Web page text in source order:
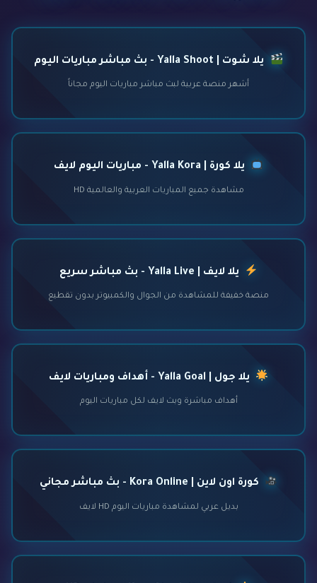
يلا شوت | Yalla Shoot - بث مباشر مباريات اليوم
أشهر منصة عربية لبث مباشر مباريات اليوم مجاناً
يلا كورة | Yalla Kora - مباريات اليوم لايف
مشاهدة جميع المباريات العربية والعالمية HD
يلا لايف | Yalla Live - بث مباشر سريع
منصة خفيفة للمشاهدة من الجوال والكمبيوتر بدون تقطيع
يلا جول | Yalla Goal - أهداف ومباريات لايف
أهداف مباشرة وبث لايف لكل مباريات اليوم
كورة اون لاين | Kora Online - بث مباشر مجاني
بديل عربي لمشاهدة مباريات اليوم HD لايف